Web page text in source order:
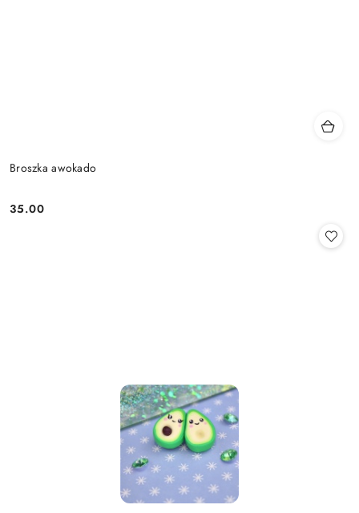
Broszka awokado
Cena:
35.00